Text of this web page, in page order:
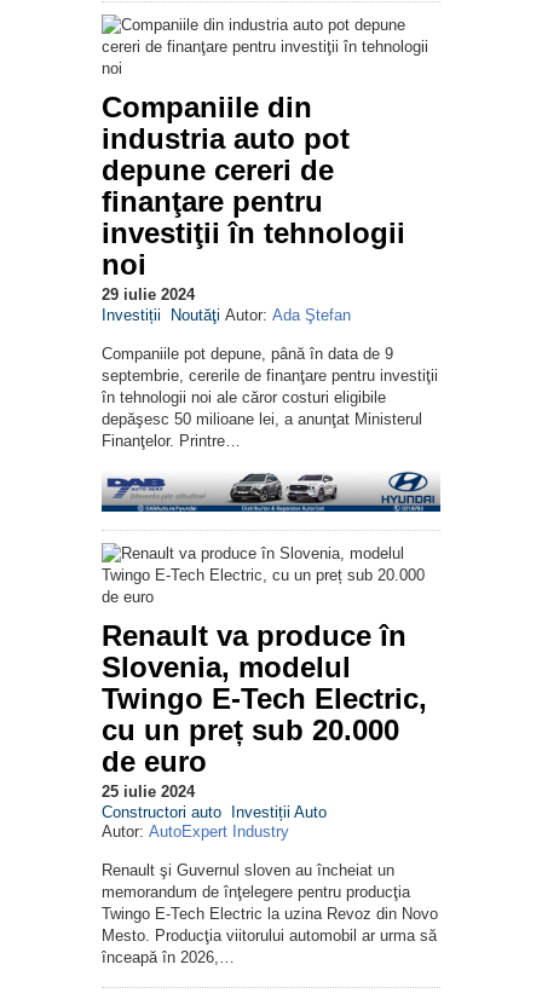
Companiile din
industria auto pot
depune cereri de
finanţare pentru
investiţii în tehnologii
noi
29 iulie 2024
Investiții
Noutăţi Autor: Ada Ştefan
Companiile pot depune, până în data de 9
septembrie, cererile de finanţare pentru investiţii
în tehnologii noi ale căror costuri eligibile
depăşesc 50 milioane lei, a anunţat Ministerul
Finanţelor. Printre…
Renault va produce în
Slovenia, modelul
Twingo E-Tech Electric,
cu un preț sub 20.000
de euro
25 iulie 2024
Constructori auto
Investiții Auto
Autor: AutoExpert Industry
Renault şi Guvernul sloven au încheiat un
memorandum de înţelegere pentru producţia
Twingo E-Tech Electric la uzina Revoz din Novo
Mesto. Producţia viitorului automobil ar urma să
înceapă în 2026,…